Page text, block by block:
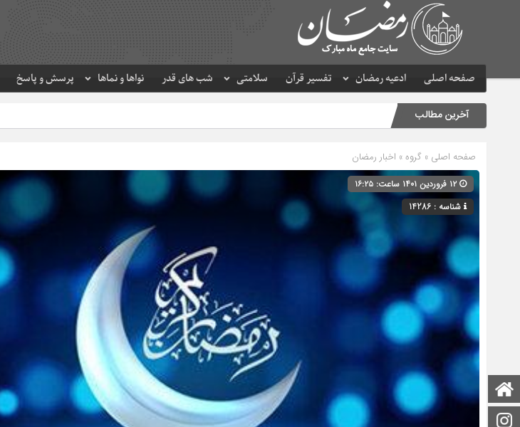
صفحه اصلی ادعیه رمضان تفسیر قرآن سلامتی شب های قدر نواها و نماها پرسش و پاسخ
صفحه اصلی
آخرین مطالب
صفحه اصلی » گروه » اخبار رمضان
شناسه : 14286